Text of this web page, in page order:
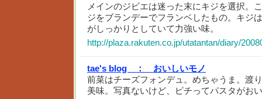
メインのジビエは迷った末にキジを選択。
ジをブランデーでフランベしたもの。キジ
がしっかりとしていて力強い味。
http://plaza.rakuten.co.jp/utatantan/diary/
tae's blog ：
おいしいモノ
前菜はチーズフォンデュ。めちゃうま。渡
美味。写真ないけど、ピチってパスタがお